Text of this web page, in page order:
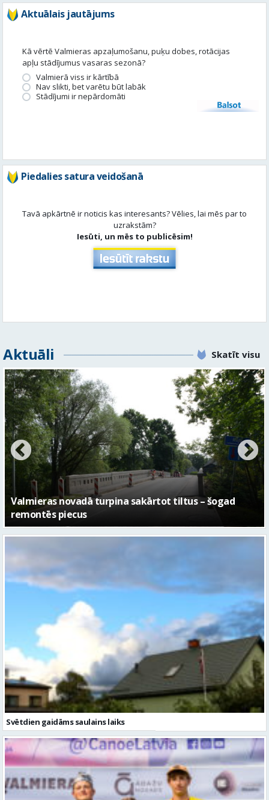
Aktuālais jautājums
Kā vērtē Valmieras apzaļumošanu, puķu dobes, rotācijas
apļu stādījumus vasaras sezonā?
Valmierā viss ir kārtībā
Nav slikti, bet varētu būt labāk
Stādījumi ir nepārdomāti
Balsot
Piedalies satura veidošanā
Tavā apkārtnē ir noticis kas interesants? Vēlies, lai mēs par to
uzrakstām?
Iesūti, un mēs to publicēsim!
Aktuāli Skatīt visu
No pagaidu teātra līdz laikmetīgās kultūras centram
– kā attīstīsies “Kurtuve”
Svētdien gaidāms saulains laiks